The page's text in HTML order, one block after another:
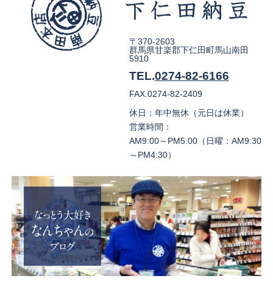
〒370-2603
群馬県甘楽郡下仁田町馬山南田
5910
TEL.0274-82-6166
FAX.0274-82-2409
休日：年中無休（元日は休業）
営業時間：
AM9:00～PM5:00（日曜：AM9:30
～PM4:30）